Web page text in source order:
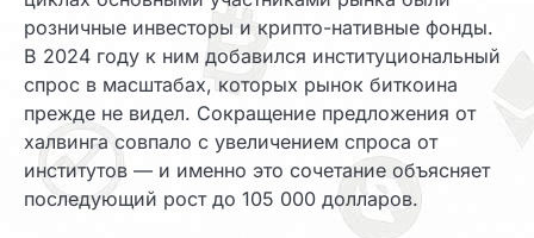
розничные инвесторы и крипто-нативные фонды.
В 2024 году к ним добавился институциональный
спрос в масштабах, которых рынок биткоина
прежде не видел. Сокращение предложения от
халвинга совпало с увеличением спроса от
институтов — и именно это сочетание объясняет
последующий рост до 105 000 долларов.